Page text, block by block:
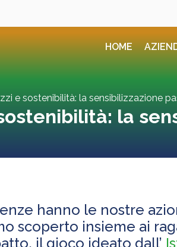
HOME
e sostenibilità: la sensibilizzazione
la
hanno le nostre
scoperto insieme ai
il gioco ideato dall’